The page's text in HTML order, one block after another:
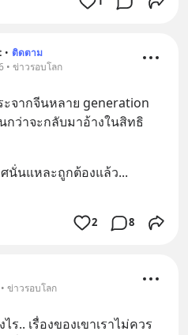
• ติดตาม
• ข่าวรอบโลก
จากจีนหลาย generation
ว่าจะกลับมาอ้างในสิทธิ
นั่นแหละถูกต้องแล้ว...
2 8
ข่าวรอบโลก
ร.. เรื่อง​ของ​เขา​เรา​ไม่​ควร​